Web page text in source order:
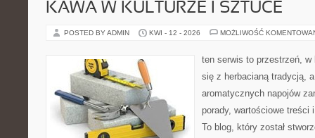
KAWA W KULTURZE I SZTUCE
POSTED BY ADMIN KWI - 12 - 2026 MOŻLIWOŚĆ
ten serwis to przestrzeń,
się z herbacianą tradycją, a
aromatycznych napojów
porady, wartościowe treści
To blog, który został